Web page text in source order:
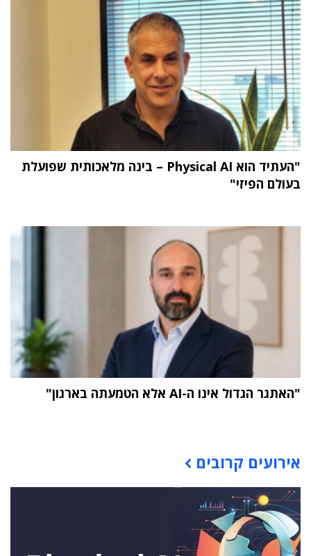
"העתיד הוא Physical AI – בינה מלאכותית שפועלת
בעולם הפיזי"
"האתגר הגדול אינו ה-AI אלא הטמעתה בארגון"
אירועים קרובים